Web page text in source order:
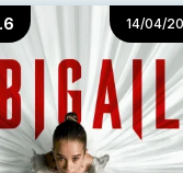
14/04/